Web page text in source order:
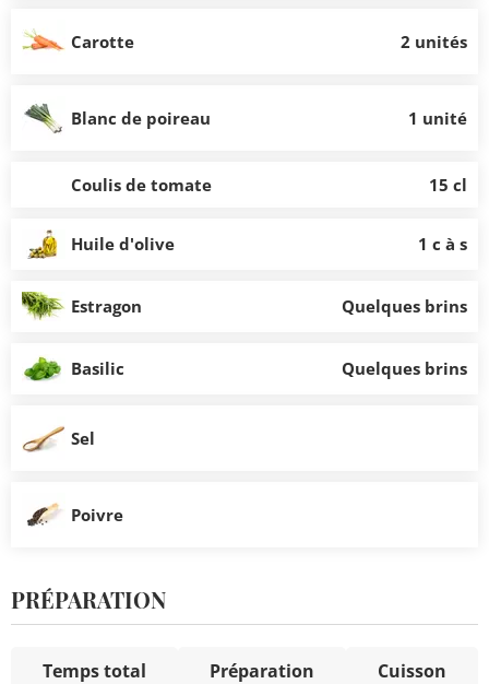
Carotte 2 unités
Blanc de poireau 1 unité
Coulis de tomate 15 cl
Huile d'olive 1 c à s
Estragon Quelques brins
Basilic Quelques brins
Sel
Poivre
PRÉPARATION
Temps total
Préparation
Cuisson